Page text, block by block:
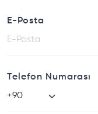
E-Posta
Telefon Numarası